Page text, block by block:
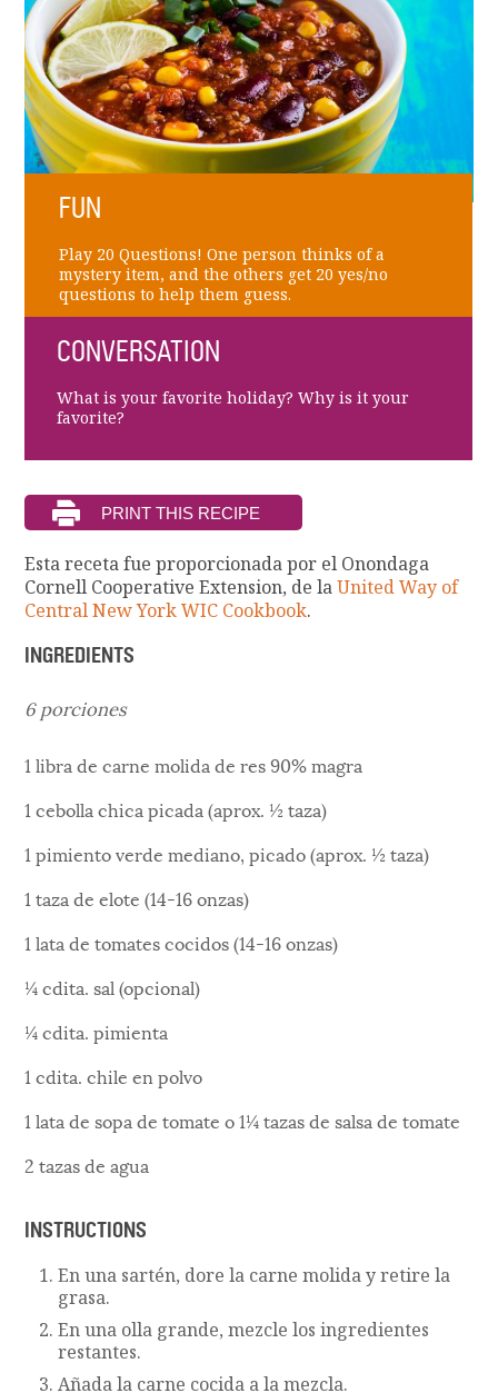
FUN
Play 20 Questions! One person thinks of a
mystery item, and the others get 20 yes/no
questions to help them guess.
CONVERSATION
What is your favorite holiday? Why is it your
favorite?
Esta receta fue proporcionada por el Onondaga
Cornell Cooperative Extension, de laUnited Way of
Central New York WIC Cookbook.
INGREDIENTS
6 porciones
1 libra de carne molida de res 90% magra
1 cebolla chica picada (aprox. ½ taza)
1 pimiento verde mediano, picado (aprox. ½ taza)
1 taza de elote (14-16 onzas)
1 lata de tomates cocidos (14-16 onzas)
¼ cdita. sal (opcional)
¼ cdita. pimienta
1 cdita. chile en polvo
1 lata de sopa de tomate o 1¼ tazas de salsa de tomate
2 tazas de agua
INSTRUCTIONS
En una sartén, dore la carne molida y retire la
grasa.
En una olla grande, mezcle los ingredientes
restantes.
Añada la carne cocida a la mezcla.